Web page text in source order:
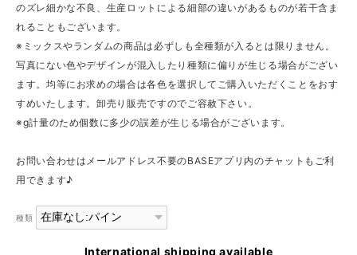
のズレ細かな不良、生産ロットによる細部の違いがあるものが若干含ま
れることもございます。
※ミックスやランダムの商品は必ずしも全種類が入るとは限りません。
写真にない色やデザインが混入したり種類に偏りが生じる場合がござい
ます。均等にお求めの場合は各色を選択してご購入いただくことをおす
すめいたします。卸売り販売ですのでご容赦下さい。
※g計量のため個数に多少の誤差が生じる場合がございます。
お問い合わせはメールアドレス不要のBASEアプリ内のチャットもご利
用できます♪
種類
International shipping available